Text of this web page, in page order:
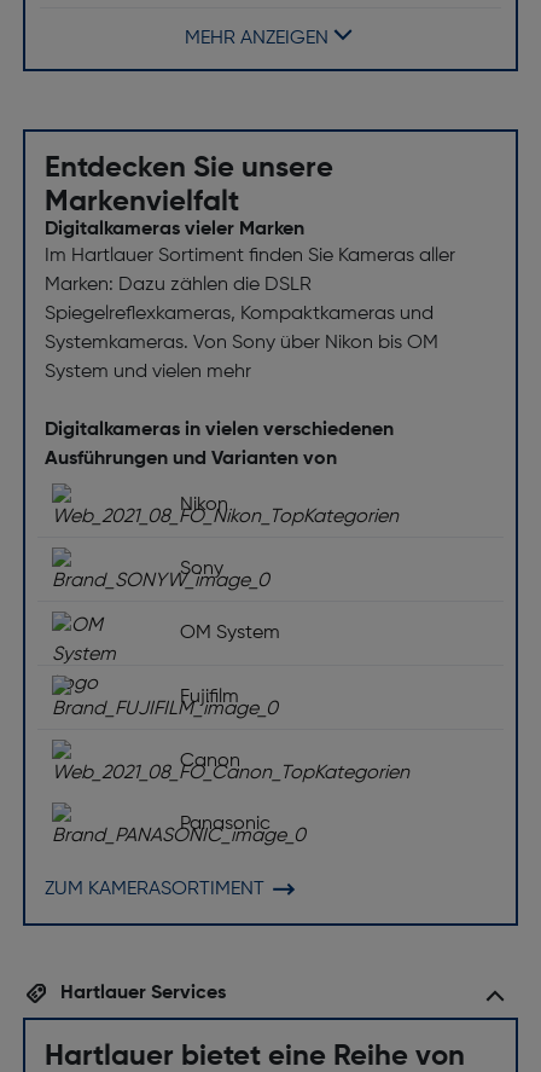
Brennweitenbereich [mm]: 35-70
Minimale Blendenzahl: 32
Befestigungstyp: Bajonett
Bildschirm
Bildschirmtyp: Farb-LCD
Bildschirmdiagonale ["]: 3.2
Dreh- und schwenkbarer Bildschirm: Ja
Zubehörschuh-Typ: TTL (FUJIFILM)
integrierter Blitz: Ja
Externer Blitz-Anschluss: Ja
Kompatibilität mit externen Blitzgeräten: TTL
Zubehörschuh: Ja
Kamera
Sensor-Reinigungssystem: Ja
Serienbildaufnahme: CH Elektronischer Verschluss
komprimiert: unendlich; RAW verlustfrei
komprimiert: 35 Aufnahmen, RAW unkomprimiert:
Stativgewinde: Ja
Manuell
MEHR ANZEIGEN
Entdecken Sie unsere
Markenvielfalt
Digitalkameras vieler Marken
Im Hartlauer Sortiment finden Sie Kameras aller
Marken: Dazu zählen die DSLR
Spiegelreflexkameras, Kompaktkameras und
Systemkameras. Von Sony über Nikon bis OM
System und vielen mehr
Digitalkameras in vielen verschiedenen
Ausführungen und Varianten von
Nikon
Sony
OM System
Fujifilm
Canon
Panasonic
ZUM KAMERASORTIMENT
Hartlauer Services
Hartlauer bietet eine Reihe von